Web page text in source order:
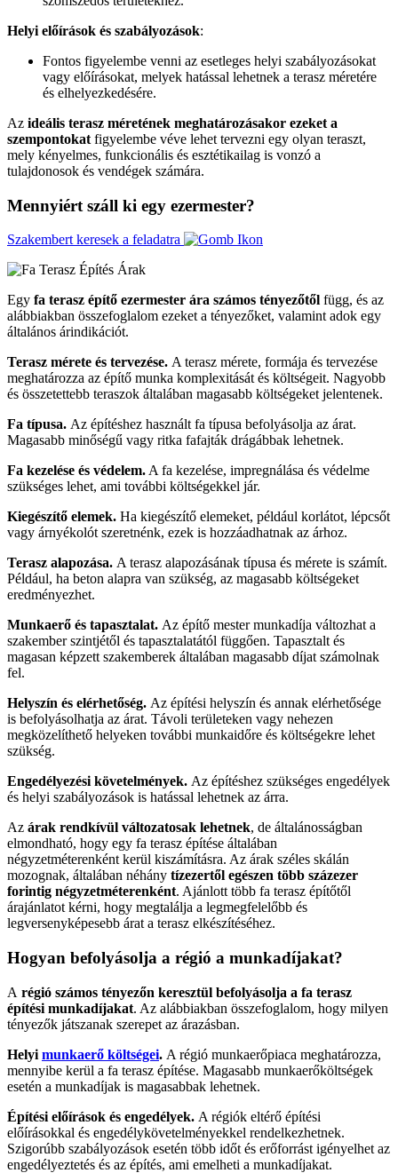
Helyi előírások és szabályozások:
Fontos figyelembe venni az esetleges helyi szabályozásokat
vagy előírásokat, melyek hatással lehetnek a terasz méretére
és elhelyezkedésére.
Az ideális terasz méretének meghatározásakor ezeket a
szempontokat figyelembe véve lehet tervezni egy olyan teraszt,
mely kényelmes, funkcionális és esztétikailag is vonzó a
tulajdonosok és vendégek számára.
Mennyiért száll ki egy ezermester?
Szakembert keresek a feladatra
Egy fa terasz építő ezermester ára számos tényezőtől függ, és az
alábbiakban összefoglalom ezeket a tényezőket, valamint adok egy
általános árindikációt.
Terasz mérete és tervezése. A terasz mérete, formája és tervezése
meghatározza az építő munka komplexitását és költségeit. Nagyobb
és összetettebb teraszok általában magasabb költségeket jelentenek.
Fa típusa. Az építéshez használt fa típusa befolyásolja az árat.
Magasabb minőségű vagy ritka fafajták drágábbak lehetnek.
Fa kezelése és védelem.A fa kezelése, impregnálása és védelme
szükséges lehet, ami további költségekkel jár.
Kiegészítő elemek. Ha kiegészítő elemeket, például korlátot, lépcsőt
vagy árnyékolót szeretnénk, ezek is hozzáadhatnak az árhoz.
Terasz alapozása. A terasz alapozásának típusa és mérete is számít.
Például, ha beton alapra van szükség, az magasabb költségeket
eredményezhet.
Munkaerő és tapasztalat. Az építő mester munkadíja változhat a
szakember szintjétől és tapasztalatától függően. Tapasztalt és
magasan képzett szakemberek általában magasabb díjat számolnak
fel.
Helyszín és elérhetőség. Az építési helyszín és annak elérhetősége
is befolyásolhatja az árat. Távoli területeken vagy nehezen
megközelíthető helyeken további munkaidőre és költségekre lehet
szükség.
Engedélyezési követelmények. Az építéshez szükséges engedélyek
és helyi szabályozások is hatással lehetnek az árra.
Az árak rendkívül változatosak lehetnek, de általánosságban
elmondható, hogy egy fa terasz építése általában
négyzetméterenként kerül kiszámításra. Az árak széles skálán
mozognak, általában néhány tízezertől egészen több százezer
forintig négyzetméterenként. Ajánlott több fa terasz építőtől
árajánlatot kérni, hogy megtalálja a legmegfelelőbb és
legversenyképesebb árat a terasz elkészítéséhez.
Hogyan befolyásolja a régió a munkadíjakat?
A régió számos tényezőn keresztül befolyásolja a fa terasz
építési munkadíjakat. Az alábbiakban összefoglalom, hogy milyen
tényezők játszanak szerepet az árazásban.
Helyi munkaerő költségei. A régió munkaerőpiaca meghatározza,
mennyibe kerül a fa terasz építése. Magasabb munkaerőköltségek
esetén a munkadíjak is magasabbak lehetnek.
Építési előírások és engedélyek. A régiók eltérő építési
előírásokkal és engedélykövetelményekkel rendelkezhetnek.
Szigorúbb szabályozások esetén több időt és erőforrást igényelhet az
engedélyeztetés és az építés, ami emelheti a munkadíjakat.